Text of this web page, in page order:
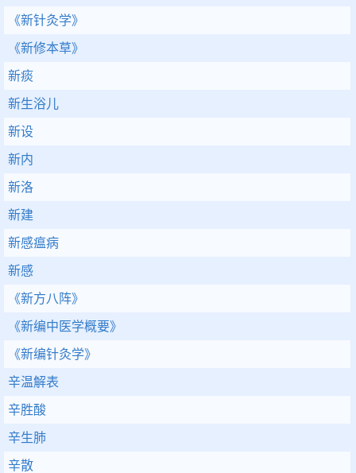
《新针灸学》
《新修本草》
新痰
新生浴儿
新设
新内
新洛
新建
新感瘟病
新感
《新方八阵》
《新编中医学概要》
《新编针灸学》
辛温解表
辛胜酸
辛生肺
辛散